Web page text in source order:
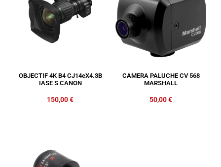
OBJECTIF 4K B4 CJ14eX4.3B
IASE S CANON
150,00€
CAMERA PALUCHE CV 568
MARSHALL
50,00€